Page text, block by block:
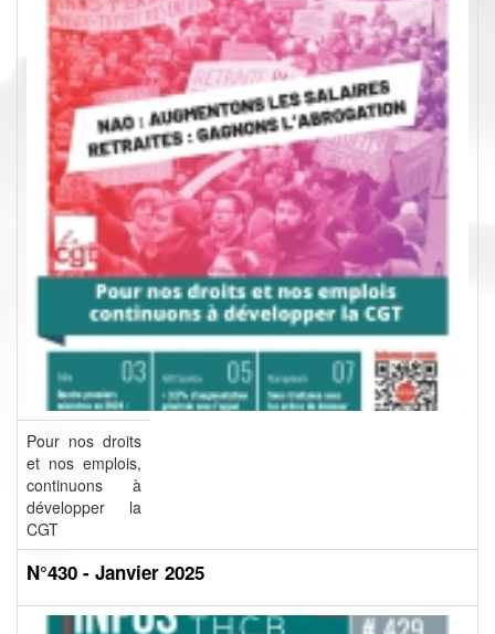
Pour nos droits
et nos emplois,
continuons à
développer la
CGT
N°430 - Janvier 2025